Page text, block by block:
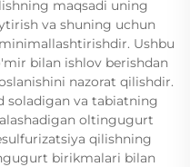
maqsadi uning
va shuning uchun
Ushbu
bilan ishlov berishdan
nazorat qilishdir.
soladigan va tabiatning
oltingugurt
qilishning
birikmalari bilan